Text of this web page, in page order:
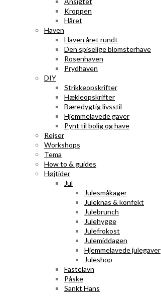
Kroppen
Håret
Haven
Haven året rundt
Den spiselige blomsterhave
Rosenhaven
Prydhaven
DIY
Strikkeopskrifter
Hækleopskrifter
Bæredygtig livsstil
Hjemmelavede gaver
Pynt til bolig og have
Rejser
Workshops
Tema
How to & guides
Højtider
Jul
Julesmåkager
Juleknas & konfekt
Julebrunch
Julehygge
Julefrokost
Julemiddagen
Hjemmelavede julegaver
Juleshop
Fastelavn
Påske
Sankt Hans